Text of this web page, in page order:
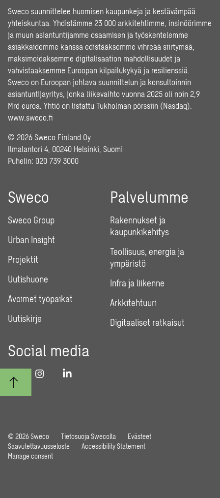
Sweco suunnittelee huomisen kaupunkeja ja kestävämpää
yhteiskuntaa. Yhdistämme 23 000 arkkitehtimme, insinöörimme
ja muun asiantuntijamme osaamisen ja työskentelemme
asiakkaidemme kanssa edistääksemme vihreää siirtymää,
maksimoidaksemme digitalisaation mahdollisuudet ja
vahvistaaksemme Euroopan kilpailukykyä ja resilienssiä.
Sweco on Euroopan johtava suunnittelun ja konsultoinnin
asiantuntijayritys, jonka liikevaihto vuonna 2025 oli noin 2,9
Mrd euroa. Yhtiö on listattu Tukholman pörssiin (Nasdaq).
www.sweco.fi
© 2026 Sweco Finland Oy
Ilmalantori 4, 00240 Helsinki, Suomi
Puhelin: 020 739 3000
Sweco
Sweco Group
Urban Insight
Projektit
Uutishuone
Avoimet työpaikat
Uutiskirje
Palvelumme
Rakennukset ja
kaupunkikehitys
Teollisuus, energia ja
ympäristö
Infra ja liikenne
Arkkitehtuuri
Digitaaliset ratkaisut
Social media
© 2026 Sweco Tietosuoja Swecolla
Evästeet
Saavutettavuusseloste
Accessibility Statement
Manage consent